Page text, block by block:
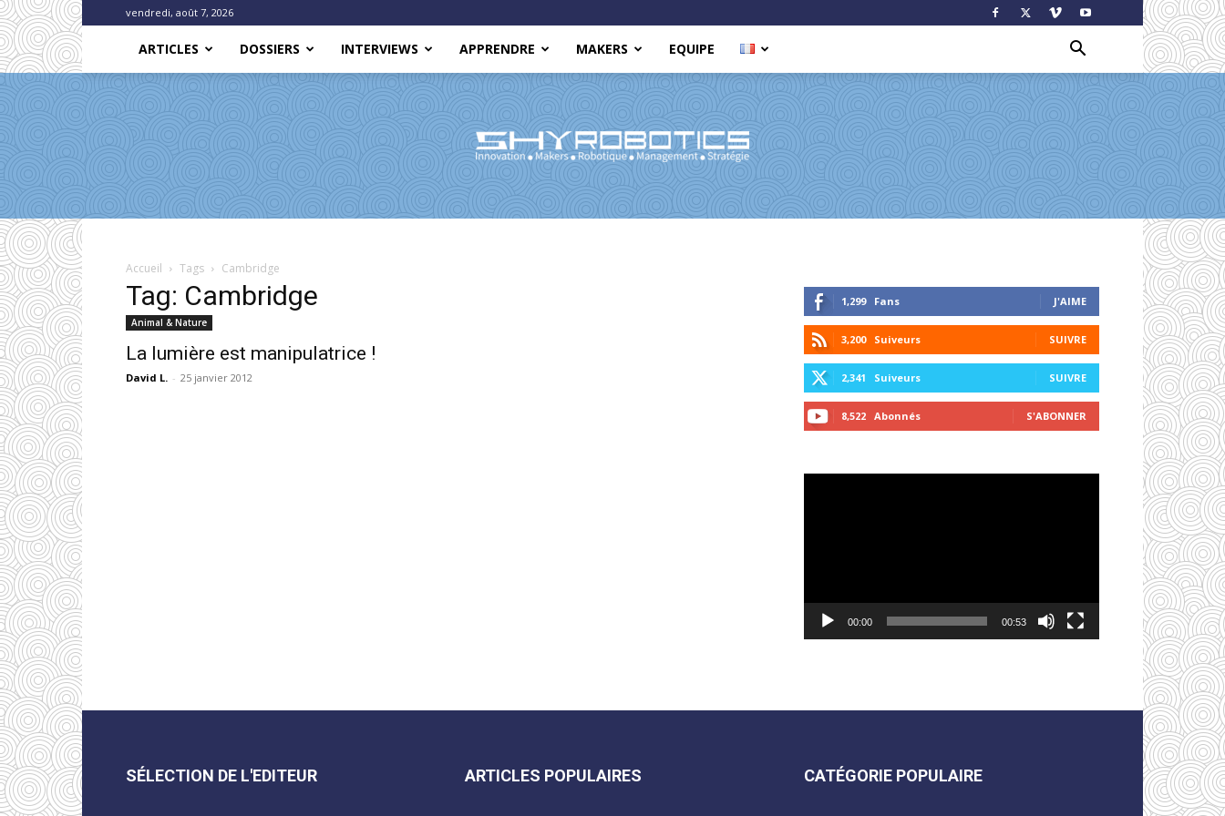
vendredi, août 7, 2026
ARTICLES DOSSIERS INTERVIEWS APPRENDRE MAKERS EQUIPE
Accueil Tags Cambridge
Tag: Cambridge
Animal & Nature
La lumière est manipulatrice !
David L. - 25 janvier 2012
1,299 Fans J'AIME
3,200 Suiveurs SUIVRE
2,341 Suiveurs SUIVRE
8,522 Abonnés S'ABONNER
00:00 00:53
SÉLECTION DE L'EDITEUR ARTICLES POPULAIRES CATÉGORIE POPULAIRE